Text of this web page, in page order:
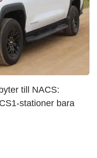
till NACS:
stationer bara